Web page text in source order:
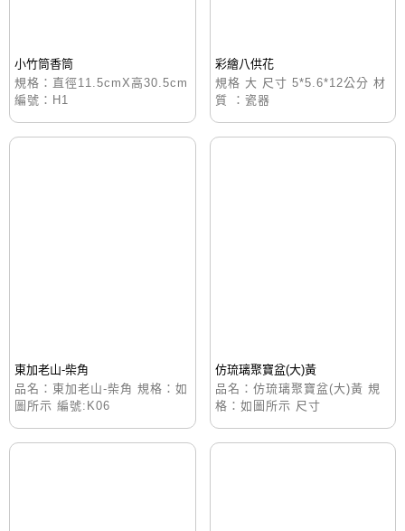
小竹筒香筒
規格：直徑11.5cmX高30.5cm
編號：H1
彩繪八供花
規格 大 尺寸 5*5.6*12公分 材
質 ：瓷器
東加老山-柴角
品名：東加老山-柴角 規格：如
圖所示 編號:K06
仿琉璃聚寶盆(大)黃
品名：仿琉璃聚寶盆(大)黃 規
格：如圖所示 尺寸